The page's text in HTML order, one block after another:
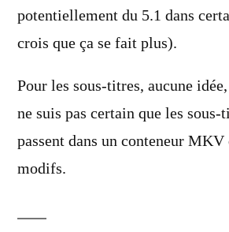
potentiellement du 5.1 dans
crois que ça se fait plus).
Pour les sous-titres, aucune
ne suis pas certain que les
passent dans un conteneur MKV
modifs.